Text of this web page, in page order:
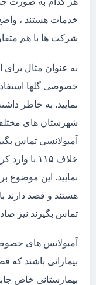
خدمات هستند ،
شرکت ها با هم
به عنوان مثال برای
خصوصی گلها
نمایید. به خاطر
شهرستان های
آمبولانسی تماس
خلاف ۱۱۵
نمایید. این موضوع
تماس بگیرند نیز
آمبولانس های
بیمارانی باشند که
بیمارستانی خاص